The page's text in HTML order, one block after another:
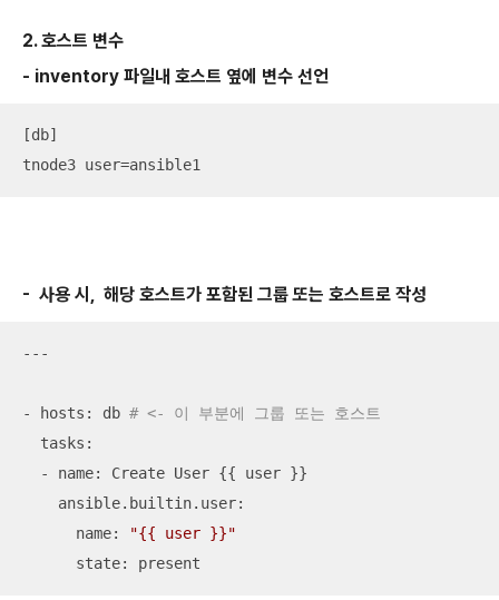
2. 호스트 변수
- inventory 파일내 호스트 옆에 변수 선언
[db]
tnode3 user=ansible1
- 사용 시, 해당 호스트가 포함된 그룹 또는 호스트로 작성
---
- hosts: db # <- 이 부분에 그룹 또는 호스트
  tasks:
  - name: Create User {{ user }}
    ansible.builtin.user:
      name:
"{{ user }}"
      state: present